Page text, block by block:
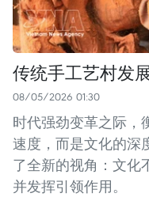
传统手工艺村发
08/05/2026 01:30
时代强劲变革之际，
速度，而是文化的深
了全新的视角：文化
并发挥引领作用。